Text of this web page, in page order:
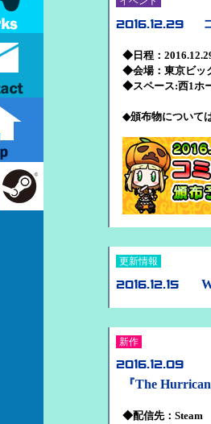
2016.12.29
◆日程：
◆会場：東京ビッ
◆スペース:西1ホ
◆頒布物について
更新情報
2016.12.15
新作
2016.12.09
『The
◆配信先：Steam